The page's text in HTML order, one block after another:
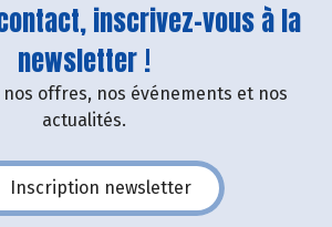
inscrivez-vous à la
newsletter !
offres, nos événements et nos
actualités.
Inscription newsletter